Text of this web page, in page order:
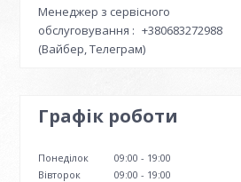
Менеджер з сервісного
обслуговування
+380683272988
(Вайбер, Телеграм)
Графік роботи
Понеділок 09:00
19:00
Вівторок
09:00
19:00